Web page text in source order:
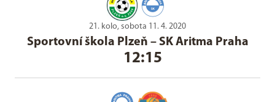
21. kolo, sobota 11. 4. 2020
Sportovní škola Plzeň – SK Aritma Praha
12:15